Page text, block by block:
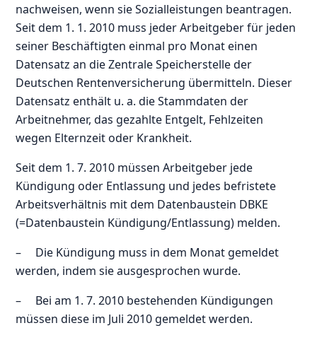
nachweisen, wenn sie Sozialleistungen beantragen.
Seit dem 1. 1. 2010 muss jeder Arbeitgeber für jeden
seiner Beschäftigten einmal pro Monat einen
Datensatz an die Zentrale Speicherstelle der
Deutschen Rentenversicherung übermitteln. Dieser
Datensatz enthält u. a. die Stammdaten der
Arbeitnehmer, das gezahlte Entgelt, Fehlzeiten
wegen Elternzeit oder Krankheit.
Seit dem 1. 7. 2010 müssen Arbeitgeber jede
Kündigung oder Entlassung und jedes befristete
Arbeitsverhältnis mit dem Datenbaustein DBKE
(=Datenbaustein Kündigung/Entlassung) melden.
– Die Kündigung muss in dem Monat gemeldet
werden, indem sie ausgesprochen wurde.
– Bei am 1. 7. 2010 bestehenden Kündigungen
müssen diese im Juli 2010 gemeldet werden.